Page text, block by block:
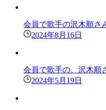
会員で歌手の沢木順さ
2024年8月16日
会員で歌手の、沢木順
2024年5月19日